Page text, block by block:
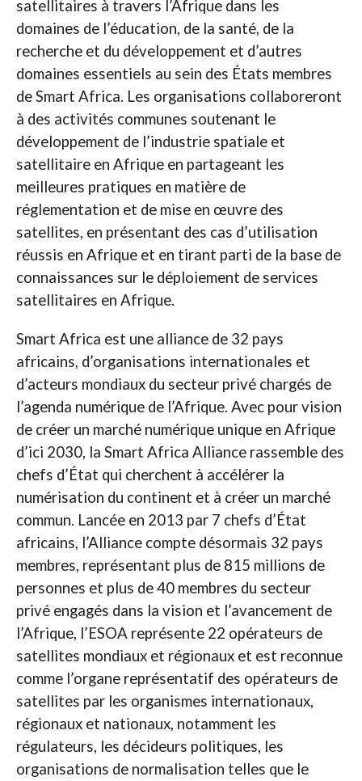
satellitaires à travers l’Afrique dans les
domaines de l’éducation, de la santé, de la
recherche et du développement et d’autres
domaines essentiels au sein des États membres
de Smart Africa. Les organisations collaboreront
à des activités communes soutenant le
développement de l’industrie spatiale et
satellitaire en Afrique en partageant les
meilleures pratiques en matière de
réglementation et de mise en œuvre des
satellites, en présentant des cas d’utilisation
réussis en Afrique et en tirant parti de la base de
connaissances sur le déploiement de services
satellitaires en Afrique.
Smart Africa est une alliance de 32 pays
africains, d’organisations internationales et
d’acteurs mondiaux du secteur privé chargés de
l’agenda numérique de l’Afrique. Avec pour vision
de créer un marché numérique unique en Afrique
d’ici 2030, la Smart Africa Alliance rassemble des
chefs d’État qui cherchent à accélérer la
numérisation du continent et à créer un marché
commun. Lancée en 2013 par 7 chefs d’État
africains, l’Alliance compte désormais 32 pays
membres, représentant plus de 815 millions de
personnes et plus de 40 membres du secteur
privé engagés dans la vision et l’avancement de
l’Afrique, l’ESOA représente 22 opérateurs de
satellites mondiaux et régionaux et est reconnue
comme l’organe représentatif des opérateurs de
satellites par les organismes internationaux,
régionaux et nationaux, notamment les
régulateurs, les décideurs politiques, les
organisations de normalisation telles que le